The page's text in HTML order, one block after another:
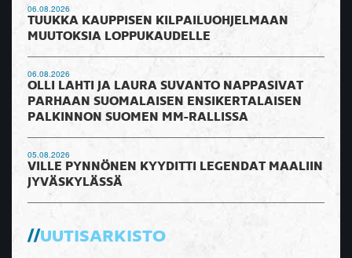
06.08.2026
TUUKKA KAUPPISEN KILPAILUOHJELMAAN
MUUTOKSIA LOPPUKAUDELLE
06.08.2026
OLLI LAHTI JA LAURA SUVANTO NAPPASIVAT
PARHAAN SUOMALAISEN ENSIKERTALAISEN
PALKINNON SUOMEN MM-RALLISSA
05.08.2026
VILLE PYNNÖNEN KYYDITTI LEGENDAT MAALIIN
JYVÄSKYLÄSSÄ
UUTISARKISTO